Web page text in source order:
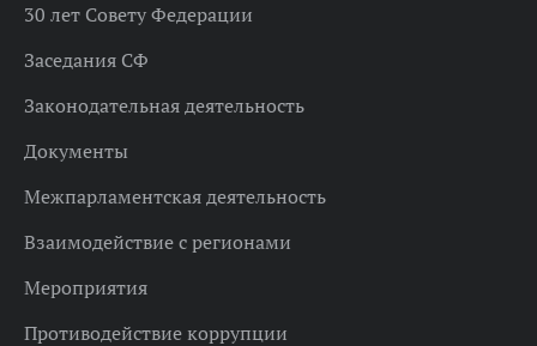
30 лет Совету Федерации
Заседания СФ
Законодательная деятельность
Документы
Межпарламентская деятельность
Взаимодействие с регионами
Мероприятия
Противодействие коррупции